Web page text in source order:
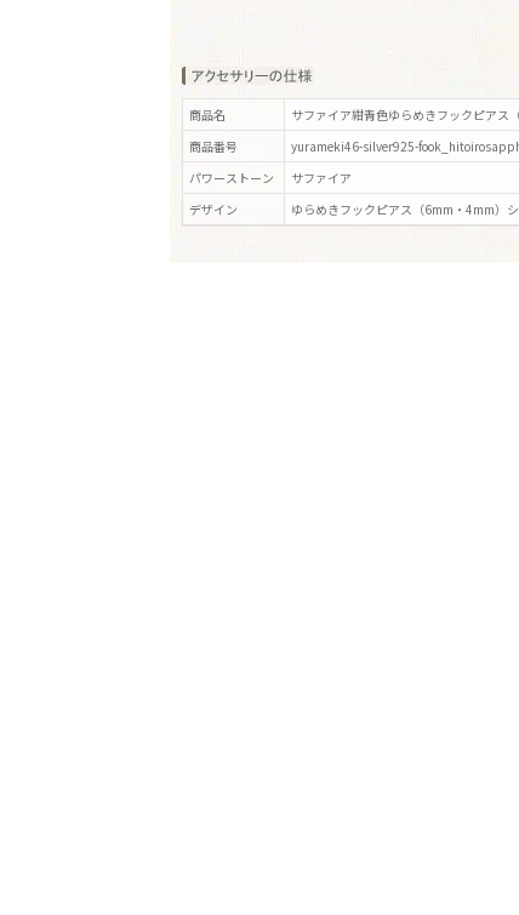
商品名
サファイア紺青色ゆらめきフックピア
商品番号
yurameki46-silver925-
パワーストーン
サファイア
デザイン
ゆらめきフックピアス（6mm・4mm）